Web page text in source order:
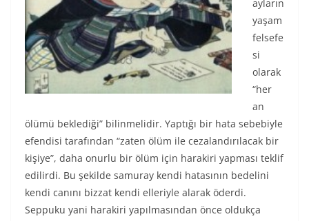
ayların
yaşam
felsefe
si
olarak
“her
an
ölümü beklediği” bilinmelidir. Yaptığı bir hata sebebiyle
efendisi tarafından “zaten ölüm ile cezalandırılacak bir
kişiye”, daha onurlu bir ölüm için harakiri yapması teklif
edilirdi. Bu şekilde samuray kendi hatasının bedelini
kendi canını bizzat kendi elleriyle alarak öderdi.
Seppuku yani harakiri yapılmasından önce oldukça